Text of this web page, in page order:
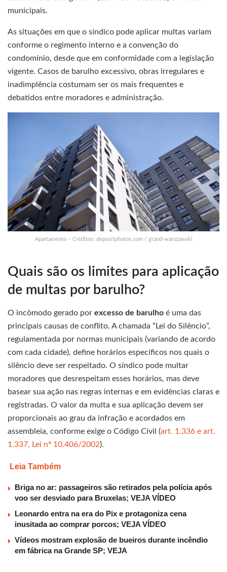
municipais.
As situações em que o síndico pode aplicar multas variam
conforme o regimento interno e a convenção do
condomínio, desde que em conformidade com a legislação
vigente. Casos de barulho excessivo, obras irregulares e
inadimplência costumam ser os mais frequentes e
debatidos entre moradores e administração.
Apartamento – Créditos: depositphotos.com / grand-warszawski
Quais são os limites para aplicação
de multas por barulho?
O incômodo gerado por excesso de barulho é uma das
principais causas de conflito. A chamada “Lei do Silêncio”,
regulamentada por normas municipais (variando de acordo
com cada cidade), define horários específicos nos quais o
silêncio deve ser respeitado. O síndico pode multar
moradores que desrespeitam esses horários, mas deve
basear sua ação nas regras internas e em evidências claras e
registradas. O valor da multa e sua aplicação devem ser
proporcionais ao grau da infração e acordados em
assembleia, conforme exige o Código Civil (art. 1.336 e art.
1.337, Lei nº 10.406/2002).
Leia Também
Briga no ar: passageiros são retirados pela polícia após
voo ser desviado para Bruxelas; VEJA VÍDEO
Leonardo entra na era do Pix e protagoniza cena
inusitada ao comprar porcos; VEJA VÍDEO
Vídeos mostram explosão de bueiros durante incêndio
em fábrica na Grande SP; VEJA